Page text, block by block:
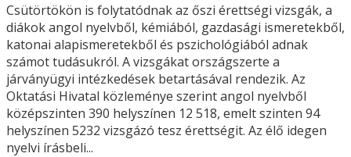
Csütörtökön is folytatódnak az őszi érettségi vizsgák, a
diákok angol nyelvből, kémiából, gazdasági ismeretekből,
katonai alapismeretekből és pszichológiából adnak
számot tudásukról. A vizsgákat országszerte a
járványügyi intézkedések betartásával rendezik. Az
Oktatási Hivatal közleménye szerint angol nyelvből
középszinten 390 helyszínen 12 518, emelt szinten 94
helyszínen 5232 vizsgázó tesz érettségit. Az élő idegen
nyelvi írásbeli...